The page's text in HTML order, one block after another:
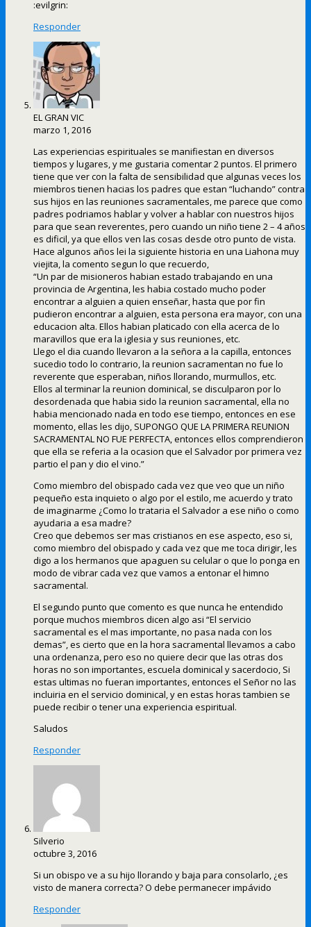
:evilgrin:
Responder
EL GRAN VIC
marzo 1, 2016
Las experiencias espirituales se manifiestan en diversos
tiempos y lugares, y me gustaria comentar 2 puntos. El primero
tiene que ver con la falta de sensibilidad que algunas veces los
miembros tienen hacias los padres que estan “luchando” contra
sus hijos en las reuniones sacramentales, me parece que como
padres podriamos hablar y volver a hablar con nuestros hijos
para que sean reverentes, pero cuando un niño tiene 2 – 4 años
es dificil, ya que ellos ven las cosas desde otro punto de vista.
Hace algunos años lei la siguiente historia en una Liahona muy
viejita, la comento segun lo que recuerdo,
“Un par de misioneros habian estado trabajando en una
provincia de Argentina, les habia costado mucho poder
encontrar a alguien a quien enseñar, hasta que por fin
pudieron encontrar a alguien, esta persona era mayor, con una
educacion alta. Ellos habian platicado con ella acerca de lo
maravillos que era la iglesia y sus reuniones, etc.
Llego el dia cuando llevaron a la señora a la capilla, entonces
sucedio todo lo contrario, la reunion sacramentan no fue lo
reverente que esperaban, niños llorando, murmullos, etc.
Ellos al terminar la reunion dominical, se disculparon por lo
desordenada que habia sido la reunion sacramental, ella no
habia mencionado nada en todo ese tiempo, entonces en ese
momento, ellas les dijo, SUPONGO QUE LA PRIMERA REUNION
SACRAMENTAL NO FUE PERFECTA, entonces ellos comprendieron
que ella se referia a la ocasion que el Salvador por primera vez
partio el pan y dio el vino.”
Como miembro del obispado cada vez que veo que un niño
pequeño esta inquieto o algo por el estilo, me acuerdo y trato
de imaginarme ¿Como lo trataria el Salvador a ese niño o como
ayudaria a esa madre?
Creo que debemos ser mas cristianos en ese aspecto, eso si,
como miembro del obispado y cada vez que me toca dirigir, les
digo a los hermanos que apaguen su celular o que lo ponga en
modo de vibrar cada vez que vamos a entonar el himno
sacramental.
El segundo punto que comento es que nunca he entendido
porque muchos miembros dicen algo asi “El servicio
sacramental es el mas importante, no pasa nada con los
demas”, es cierto que en la hora sacramental llevamos a cabo
una ordenanza, pero eso no quiere decir que las otras dos
horas no son importantes, escuela dominical y sacerdocio, Si
estas ultimas no fueran importantes, entonces el Señor no las
incluiria en el servicio dominical, y en estas horas tambien se
puede recibir o tener una experiencia espiritual.
Saludos
Responder
Silverio
octubre 3, 2016
Si un obispo ve a su hijo llorando y baja para consolarlo, ¿es
visto de manera correcta? O debe permanecer impávido
Responder